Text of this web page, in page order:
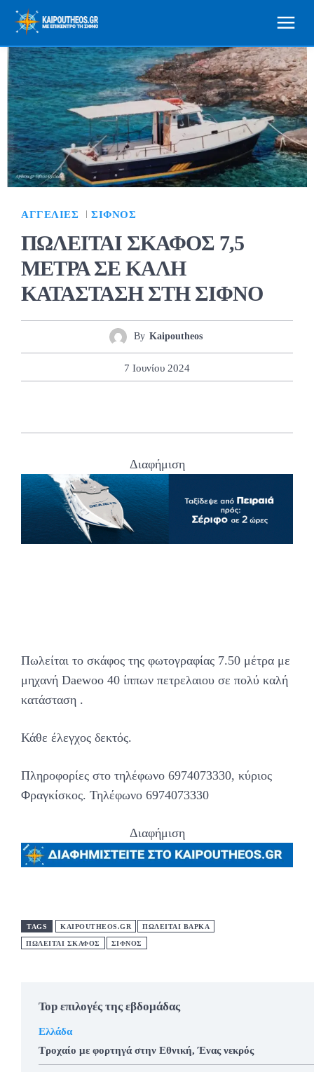
ΑΓΓΕΛΊΕΣ ΣΊΦΝΟΣ
ΠΩΛΕΙΤΑΙ ΣΚΑΦΟΣ 7,5
ΜΕΤΡΑ ΣΕ ΚΑΛΗ
ΚΑΤΑΣΤΑΣΗ ΣΤΗ ΣΙΦΝΟ
By Kaipoutheos
7 Ιουνίου 2024
Διαφήμιση
Πωλείται το σκάφος της φωτογραφίας 7.50 μέτρα με
μηχανή Daewoo 40 ίππων πετρελαιου σε πολύ καλή
κατάσταση .
Κάθε έλεγχος δεκτός.
Πληροφορίες στο τηλέφωνο 6974073330, κύριος
Φραγκίσκος. Τηλέφωνο 6974073330
Διαφήμιση
TAGS KAIPOUTHEOS.GR ΠΩΛΕΙΤΑΙ ΒΑΡΚΑ
ΠΩΛΕΙΤΑΙ ΣΚΑΦΟΣ ΣΊΦΝΟΣ
Top επιλογές της εβδομάδας
Ελλάδα
Τροχαίο με φορτηγά στην Εθνική, Ένας νεκρός